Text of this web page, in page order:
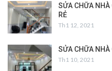
SỬA CHỮA NHÀ
RẺ
Th1 12, 2021
SỬA CHỮA NHÀ
Th1 10, 2021